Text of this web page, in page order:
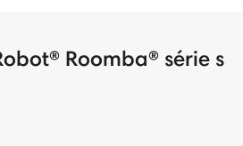
Roomba® série s